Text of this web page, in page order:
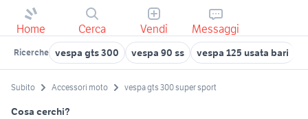
Home Cerca Vendi Messaggi
Ricerche vespa gts 300 vespa 90 ss vespa 125 usata bari
Subito Accessori moto vespa gts 300 super sport
Cosa cerchi?